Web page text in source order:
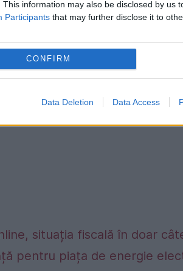
This information may also be disclosed by us
Participants that may further disclose it to
CONFIRM
Data Deletion Data Access
cale legală aceste decizii "
situația fiscală în doar
pentru piața de energie